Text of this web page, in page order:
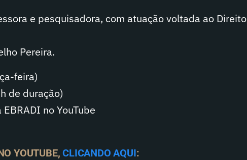
e pesquisadora, com atuação voltada ao Direito
Pereira.
feira)
de duração)
EBRADI no YouTube
YOUTUBE,CLICANDO AQUI: